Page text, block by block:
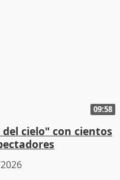
09:58
cielo" con cientos